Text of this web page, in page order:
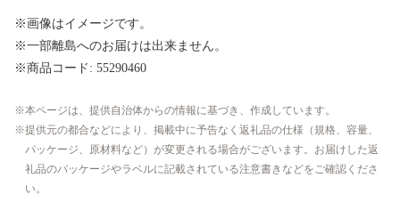
※画像はイメージです。
※一部離島へのお届けは出来ません。
※商品コード: 55290460
本ページは、提供自治体からの情報に基づき、作成しています。
提供元の都合などにより、掲載中に予告なく返礼品の仕様（規格、容量、
パッケージ、原材料など）が変更される場合がございます。お届けした返
礼品のパッケージやラベルに記載されている注意書きなどをご確認くださ
い。